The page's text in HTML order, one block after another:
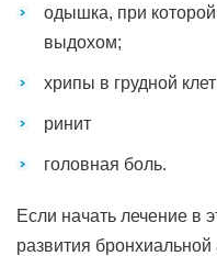
одышка, при
выдохом;
хрипы в грудной
ринит
головная боль.
Если начать лечение в
развития